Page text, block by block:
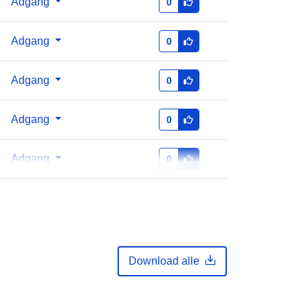
Adgang 0
Adgang 0
Adgang 0
Adgang 0
Download alle
8c3b68-54cb-4d3e-b833-
818ae341961c